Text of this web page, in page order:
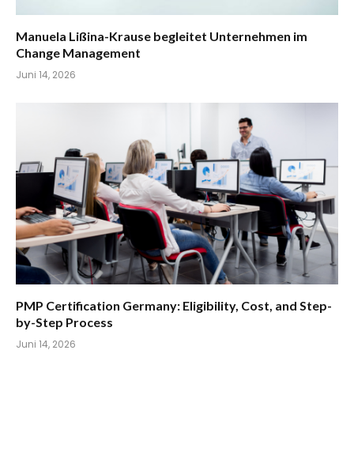
Manuela Lißina-Krause begleitet Unternehmen im
Change Management
Juni 14, 2026
PMP Certification Germany: Eligibility, Cost, and Step-
by-Step Process
Juni 14, 2026